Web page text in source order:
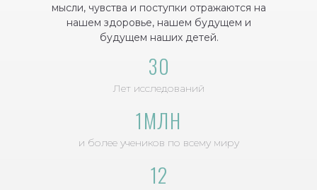
мысли, чувства и поступки отражаются на
нашем здоровье, нашем будущем и
будущем наших детей.
30
Лет исследований
1МЛН
и более учеников по всему миру
12